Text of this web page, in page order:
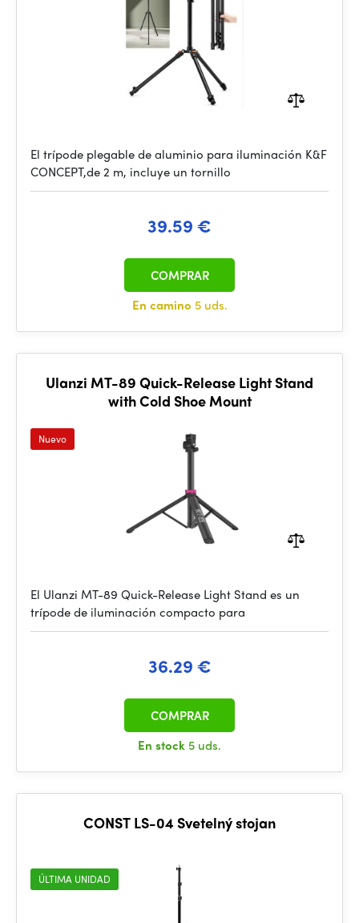
El trípode plegable de aluminio para iluminación K&F
CONCEPT,de 2 m, incluye un tornillo
39.59 €
En camino 5 uds.
COMPRAR
Ulanzi MT-89 Quick-Release Light Stand
with Cold Shoe Mount
Nuevo
El Ulanzi MT-89 Quick-Release Light Stand es un
trípode de iluminación compacto para
36.29 €
En stock 5 uds.
COMPRAR
CONST LS-04 Svetelný stojan
ÚLTIMA UNIDAD